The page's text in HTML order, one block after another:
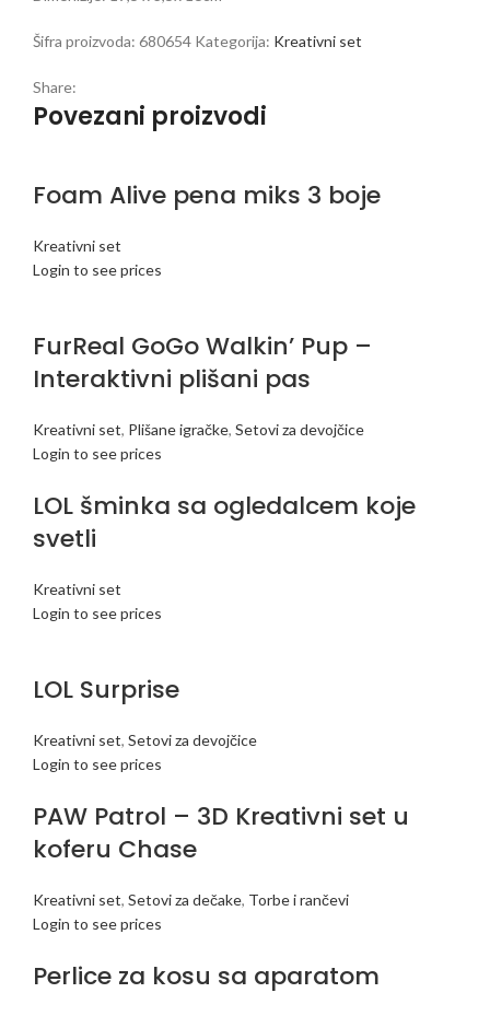
Šifra proizvoda: 680654 Kategorija: Kreativni set
Share:
Povezani proizvodi
Foam Alive pena miks 3 boje
Kreativni set
Login to see prices
FurReal GoGo Walkin’ Pup –
Interaktivni plišani pas
Kreativni set, Plišane igračke, Setovi za devojčice
Login to see prices
LOL šminka sa ogledalcem koje
svetli
Kreativni set
Login to see prices
LOL Surprise
Kreativni set, Setovi za devojčice
Login to see prices
PAW Patrol – 3D Kreativni set u
koferu Chase
Kreativni set, Setovi za dečake, Torbe i rančevi
Login to see prices
Perlice za kosu sa aparatom